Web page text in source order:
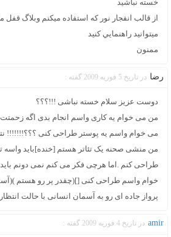
خسته نباشيد
از قالب انفجار نور كه استفاده ميكنم وبلاگ قفل
ميتوانيد راهنمايي كنيد
ممنون
رضا در تاریخ 5 فوریه 2009 گفته :
دوست عزیز سلام خسته نباشی !!!؟؟؟
من می خوام یه کاری واسم انجام بدی اگه
می خوام واسم یه پوستر طراحی کنی ؟؟؟!!!!!!!
من منشی صحنه یک تئاتر هستم [خنده]باید واسه
طراحی کنم .اما هرچی فکر می کنم نمی دونم
خوام واسم طراحی کنی [](چقدر پر رو هستم
پرواز جاده ای رو به آسمان انسانی با حالت
amir در تاریخ 4 فوریه 2009 گفته :